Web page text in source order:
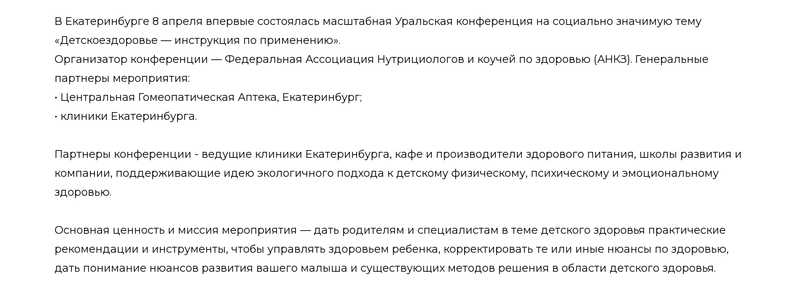
В Екатеринбурге 8 апреля впервые состоялась масштабная Уральская конференция на социально значимую тему
«Детскоездоровье — инструкция по применению».
Организатор конференции — Федеральная Ассоциация Нутрициологов и коучей по здоровью (АНКЗ). Генеральные
партнеры мероприятия:
• Центральная Гомеопатическая Аптека, Екатеринбург;
• клиники Екатеринбурга.
Партнеры конференции - ведущие клиники Екатеринбурга, кафе и производители здорового питания, школы развития и
компании, поддерживающие идею экологичного подхода к детскому физическому, психическому и эмоциональному
здоровью.
Основная ценность и миссия мероприятия — дать родителям и специалистам в теме детского здоровья практические
рекомендации и инструменты, чтобы управлять здоровьем ребенка, корректировать те или иные нюансы по здоровью,
дать понимание нюансов развития вашего малыша и существующих методов решения в области детского здоровья.